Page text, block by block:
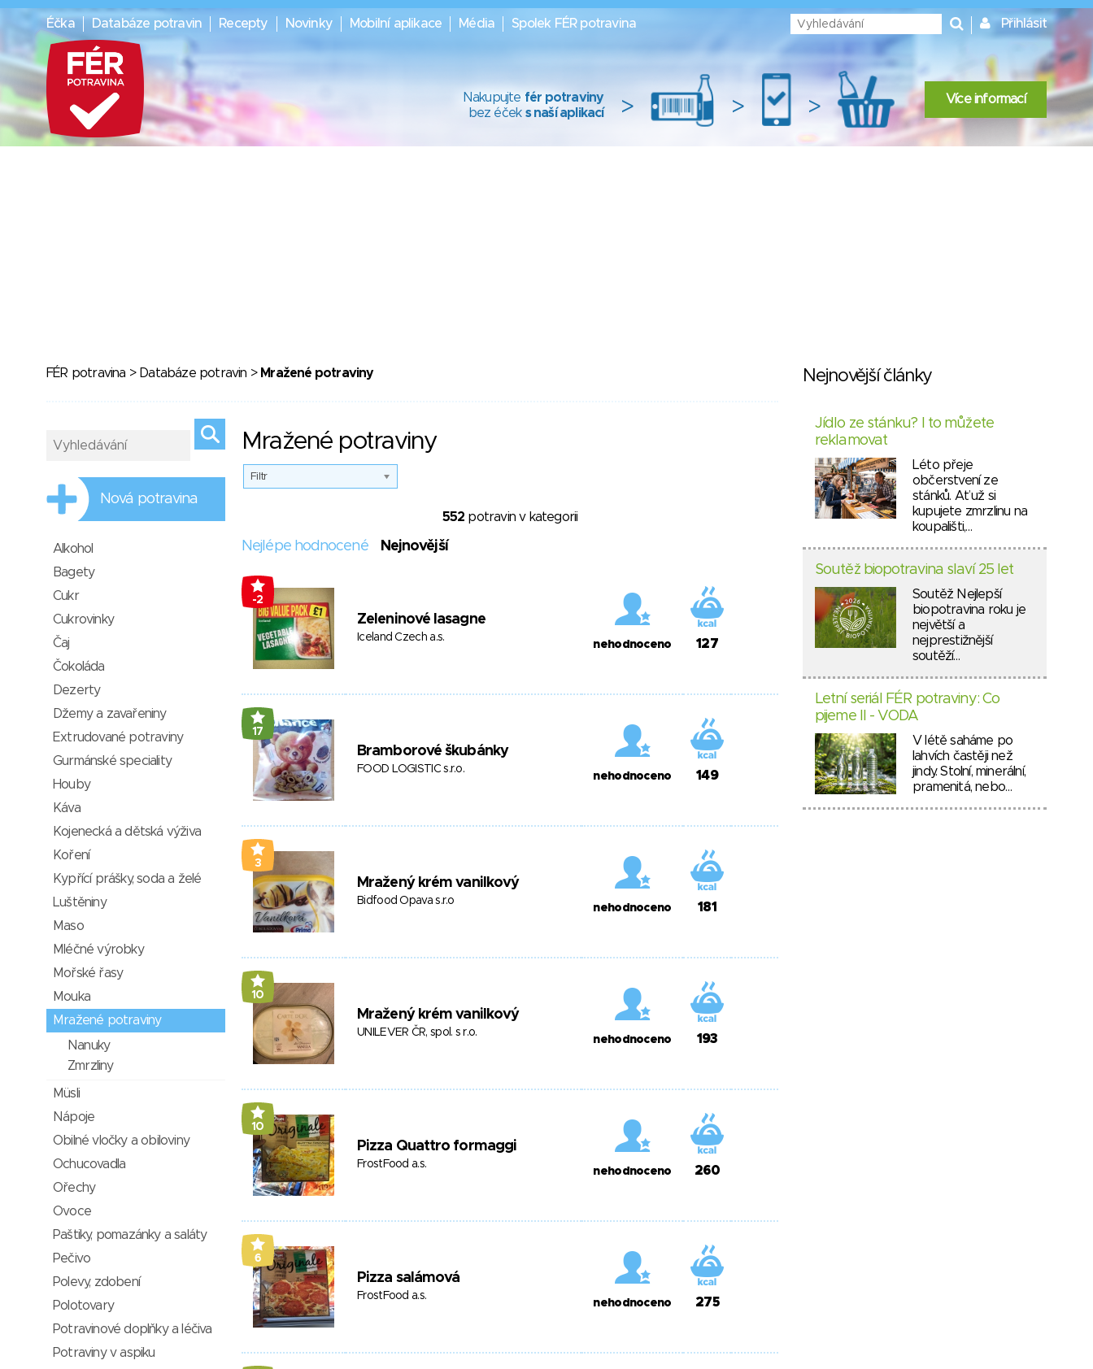
Éčka Databáze potravin Recepty Novinky Mobilní aplikace Média Spolek FÉR potravina Přihlásit
Nakupujte fér potraviny
bez éček s naší aplikací > > > Více informací
FÉR potravina > Databáze potravin > Mražené potraviny
Mražené potraviny
Filtr
552 potravin v kategorii
Nejlépe hodnocené Nejnovější
-2
Zeleninové lasagne
Iceland Czech a.s.
nehodnoceno 127
17
Bramborové škubánky
FOOD LOGISTIC s.r.o.
nehodnoceno 149
3
Mražený krém vanilkový
Bidfood Opava s.r.o
nehodnoceno 181
10
Mražený krém vanilkový
UNILEVER ČR, spol. s r.o.
nehodnoceno 193
10
Pizza Quattro formaggi
FrostFood a.s.
nehodnoceno 260
6
Pizza salámová
FrostFood a.s.
nehodnoceno 275
Nová potravina
Alkohol
Bagety
Cukr
Cukrovinky
Čaj
Čokoláda
Dezerty
Džemy a zavařeniny
Extrudované potraviny
Gurmánské speciality
Houby
Káva
Kojenecká a dětská výživa
Koření
Kypřící prášky, soda a želé
Luštěniny
Maso
Mléčné výrobky
Mořské řasy
Mouka
Mražené potraviny
Nanuky
Zmrzliny
Müsli
Nápoje
Obilné vločky a obiloviny
Ochucovadla
Ořechy
Ovoce
Paštiky, pomazánky a saláty
Pečivo
Polevy, zdobení
Polotovary
Potravinové doplňky a léčiva
Potraviny v aspiku
Nejnovější články
Jídlo ze stánku? I to můžete
reklamovat
Léto přeje
občerstvení ze
stánků. Ať už si
kupujete zmrzlinu na
koupališti,…
Soutěž biopotravina slaví 25 let
Soutěž Nejlepší
biopotravina roku je
největší a
nejprestižnější
soutěží…
Letní seriál FÉR potraviny: Co
pijeme II - VODA
V létě saháme po
lahvích častěji než
jindy. Stolní, minerální,
pramenitá, nebo…